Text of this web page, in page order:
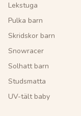
Lekstuga
Pulka barn
Skridskor barn
Snowracer
Solhatt barn
Studsmatta
UV-tält baby